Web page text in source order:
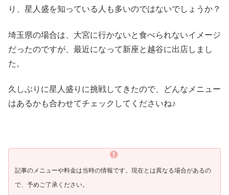
り、星人盛を知っている人も多いのではないでしょうか？
埼玉県の場合は、大宮に行かないと食べられないイメージ
だったのですが、最近になって新座と越谷に出店しまし
た。
久しぶりに星人盛りに挑戦してきたので、どんなメニュー
はあるかも合わせてチェックしてくださいね♪
記事のメニューや料金は当時の情報です。現在とは異なる場合があるの
で、予めご了承ください。